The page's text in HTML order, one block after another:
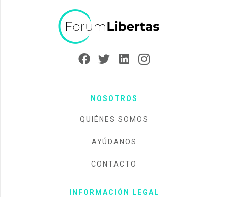
NOSOTROS
QUIÉNES SOMOS
AYÚDANOS
CONTACTO
INFORMACIÓN LEGAL